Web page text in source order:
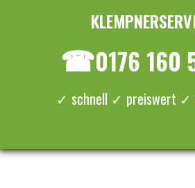
☎0176 160
✓ schnell ✓ preiswert ✓